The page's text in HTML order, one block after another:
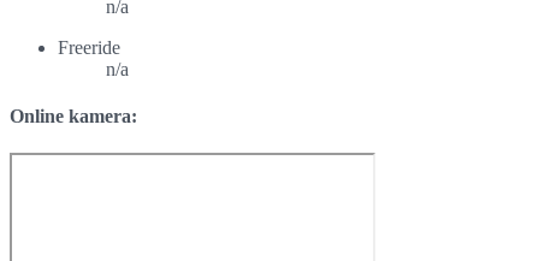
n/a
Freeride
n/a
Online kamera: